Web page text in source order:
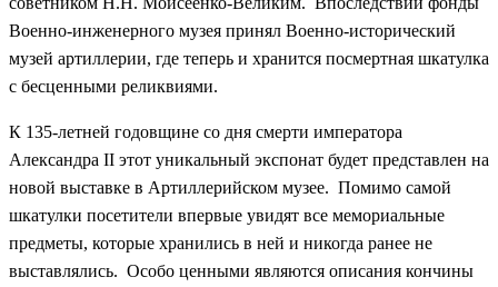
Военно-инженерного музея принял Военно-исторический
музей артиллерии, где теперь и хранится посмертная шкатулка
с бесценными реликвиями.
К 135-летней годовщине со дня смерти императора
Александра II этот уникальный экспонат будет представлен на
новой выставке в Артиллерийском музее. Помимо самой
шкатулки посетители впервые увидят все мемориальные
предметы, которые хранились в ней и никогда ранее не
выставлялись. Особо ценными являются описания кончины